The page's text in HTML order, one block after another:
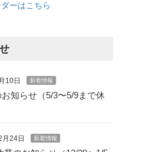
ーはこちら
10日 新着情報
知らせ（5/3〜5/9まで休
24日 新着情報